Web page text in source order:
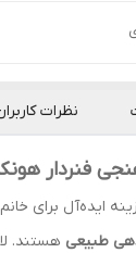
نظرات
فنردار
ایده‌آل برای
طبیعی هستند.